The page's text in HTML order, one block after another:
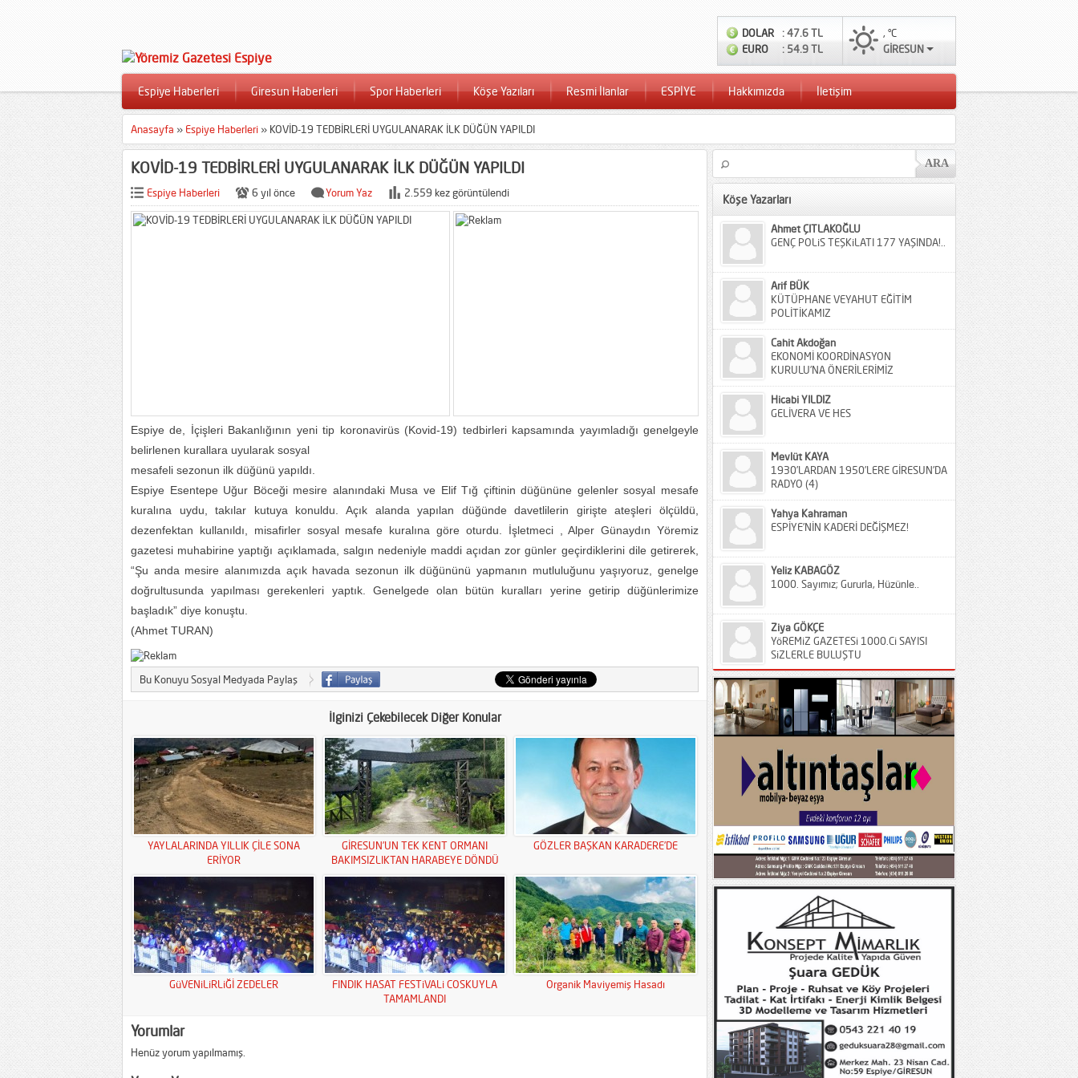
DOLAR
: 47.6 TL
EURO
: 54.9 TL
, °C
GİRESUN
Espiye Haberleri Giresun Haberleri Spor Haberleri Köşe Yazıları Resmi İlanlar ESPİYE Hakkımızda İletişim
Anasayfa » Espiye Haberleri » KOVİD-19 TEDBİRLERİ UYGULANARAK İLK DÜĞÜN YAPILDI
KOVİD-19 TEDBİRLERİ UYGULANARAK İLK DÜĞÜN YAPILDI
Espiye Haberleri 6 yıl önce Yorum Yaz 2.559 kez görüntülendi
Espiye de, İçişleri Bakanlığının yeni tip koronavirüs (Kovid-19) tedbirleri kapsamında yayımladığı genelgeyle
belirlenen kurallara uyularak sosyal
mesafeli sezonun ilk düğünü yapıldı.
Espiye Esentepe Uğur Böceği mesire alanındaki Musa ve Elif Tığ çiftinin düğününe gelenler sosyal mesafe
kuralına uydu, takılar kutuya konuldu. Açık alanda yapılan düğünde davetlilerin girişte ateşleri ölçüldü,
dezenfektan kullanıldı, misafirler sosyal mesafe kuralına göre oturdu. İşletmeci , Alper Günaydın Yöremiz
gazetesi muhabirine yaptığı açıklamada, salgın nedeniyle maddi açıdan zor günler geçirdiklerini dile getirerek,
“Şu anda mesire alanımızda açık havada sezonun ilk düğününü yapmanın mutluluğunu yaşıyoruz, genelge
doğrultusunda yapılması gerekenleri yaptık. Genelgede olan bütün kuralları yerine getirip düğünlerimize
başladık” diye konuştu.
(Ahmet TURAN)
Bu Konuyu Sosyal Medyada Paylaş
İlginizi Çekebilecek Diğer Konular
YAYLALARINDA YILLIK ÇİLE SONA
ERİYOR
GİRESUN’UN TEK KENT ORMANI
BAKIMSIZLIKTAN HARABEYE DÖNDÜ
GÖZLER BAŞKAN KARADERE’DE
GüVENiLiRLiĞİ ZEDELER
FINDIK HASAT FESTiVALi COSKUYLA
TAMAMLANDI
Organik Maviyemiş Hasadı
Yorumlar
Henüz yorum yapılmamış.
Köşe Yazarları
Ahmet ÇITLAKOĞLU
GENÇ POLiS TEŞKiLATI 177 YAŞINDA!..
Arif BÜK
KÜTÜPHANE VEYAHUT EĞİTİM
POLİTİKAMIZ
Cahit Akdoğan
EKONOMİ KOORDİNASYON
KURULU’NA ÖNERİLERİMİZ
Hicabi YILDIZ
GELİVERA VE HES
Mevlüt KAYA
1930’LARDAN 1950’LERE GİRESUN’DA
RADYO (4)
Yahya Kahraman
ESPİYE’NİN KADERİ DEĞİŞMEZ!
Yeliz KABAGÖZ
1000. Sayımız; Gururla, Hüzünle..
Ziya GÖKÇE
YöREMiZ GAZETESi 1000.Ci SAYISI
SiZLERLE BULUŞTU